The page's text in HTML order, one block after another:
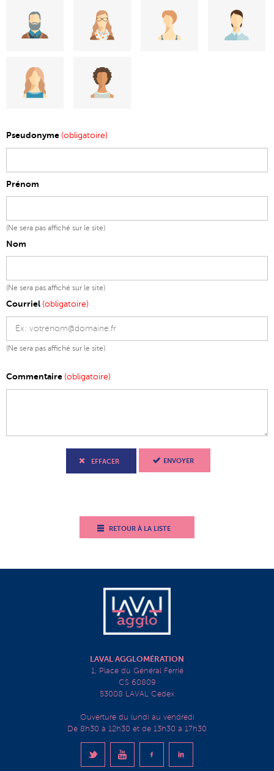
Pseudonyme (obligatoire)
Prénom
(Ne sera pas affiché sur le site)
Nom
(Ne sera pas affiché sur le site)
Courriel (obligatoire)
(Ne sera pas affiché sur le site)
Commentaire (obligatoire)
EFFACER ENVOYER
RETOUR À LA LISTE
LAVAL AGGLOMÉRATION
1, Place du Général Ferrié
CS 60809
53008 LAVAL Cedex
Ouverture du lundi au vendredi
De 8h30 à 12h30 et de 13h30 à 17h30